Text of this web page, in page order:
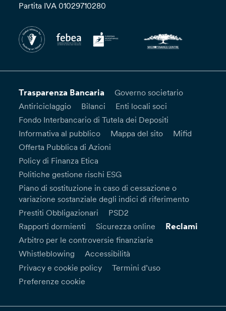
Partita IVA 01029710280
Trasparenza Bancaria
Governo societario
Antiriciclaggio
Bilanci
Enti locali soci
Fondo Interbancario di Tutela dei Depositi
Informativa al pubblico
Mappa del sito
Mifid
Offerta Pubblica di Azioni
Policy di Finanza Etica
Politiche gestione rischi ESG
Piano di sostituzione in caso di cessazione o
variazione sostanziale degli indici di riferimento
Prestiti Obbligazionari
PSD2
Rapporti dormienti
Sicurezza online Reclami
Arbitro per le controversie finanziarie
Whistleblowing
Accessibilità
Privacy e cookie policy
Termini d’uso
Preferenze cookie